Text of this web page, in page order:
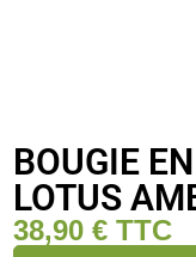
BOUGIE
LOTUS
38,90€ TTC